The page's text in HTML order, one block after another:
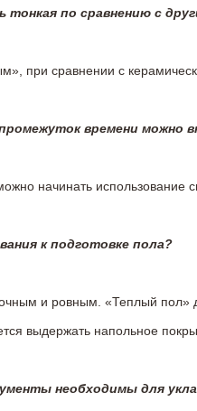
тонкая по сравнению с
при сравнении с
промежуток времени можно
начинать
к подготовке пола?
и ровным. «Теплый пол»
выдержать напольное
необходимы для